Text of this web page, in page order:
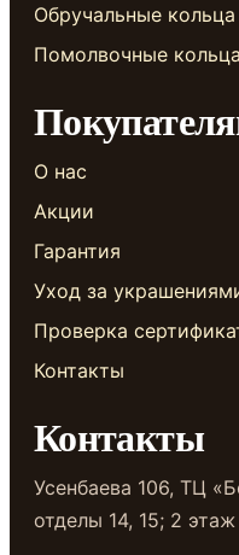
Обручальные кольца
Помолвочные кольца
О нас
Акции
Гарантия
Уход за
Проверка
Контакты
Контакты
Усенбаева 106, ТЦ
отделы 14, 15; 2